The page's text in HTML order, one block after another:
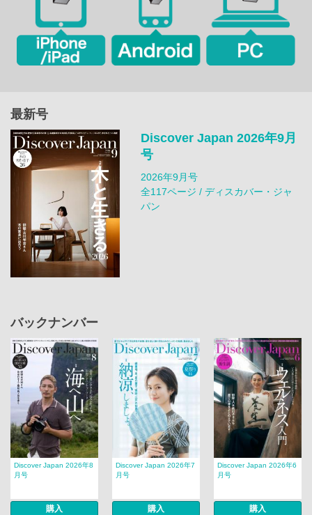
最新号
Discover Japan 2026年9月
号
2026年9月号
全117ページ / ディスカバー・ジャ
パン
バックナンバー
Discover Japan 2026年8
月号
購入
Discover Japan 2026年7
月号
購入
Discover Japan 2026年6
月号
購入